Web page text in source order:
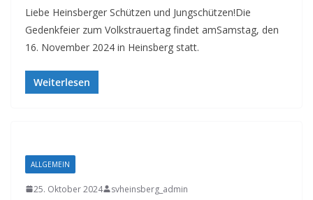
Liebe Heinsberger Schützen und Jungschützen!Die
Gedenkfeier zum Volkstrauertag findet amSamstag, den
16. November 2024 in Heinsberg statt.
Weiterlesen
ALLGEMEIN
25. Oktober 2024 svheinsberg_admin